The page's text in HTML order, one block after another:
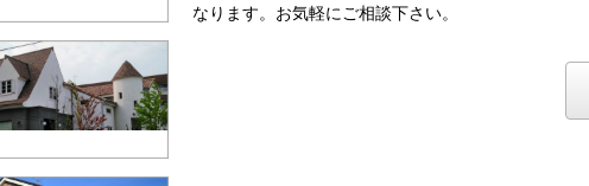
なります。お気軽にご相談下さい。